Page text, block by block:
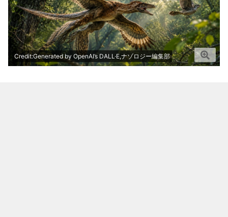
Credit:Generated by OpenAI’s DALL·E,ナゾロジー編集部